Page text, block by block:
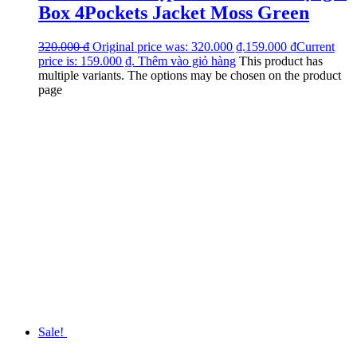
Box 4Pockets Jacket Moss Green
320.000₫ Original price was: 320.000 ₫.159.000 ₫Current
price is: 159.000 ₫. Thêm vào giỏ hàng This product has
multiple variants. The options may be chosen on the product
page
Sale!